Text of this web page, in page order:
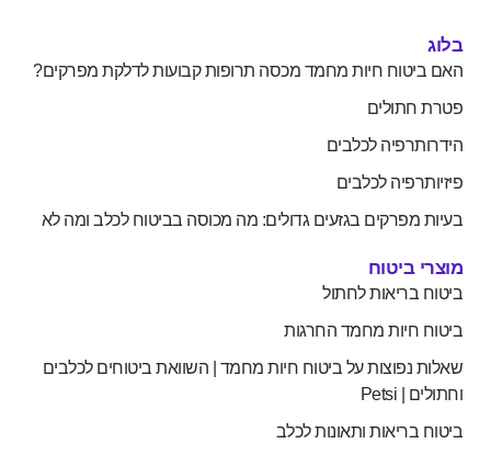
בלוג
האם ביטוח חיות מחמד מכסה תרופות קבועות לדלקת מפרקים?
פטרת חתולים
הידרותרפיה לכלבים
פיזיותרפיה לכלבים
בעיות מפרקים בגזעים גדולים: מה מכוסה בביטוח לכלב ומה לא
מוצרי ביטוח
ביטוח בריאות לחתול
ביטוח חיות מחמד החרגות
שאלות נפוצות על ביטוח חיות מחמד | השוואת ביטוחים לכלבים
וחתולים | Petsi
ביטוח בריאות ותאונות לכלב